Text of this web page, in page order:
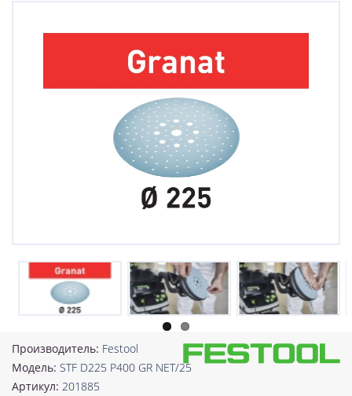
Производитель: Festool
Модель: STF D225 P400 GR NET/25
Артикул: 201885